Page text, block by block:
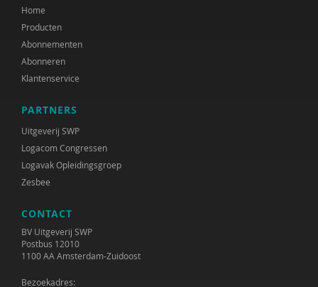
Home
Producten
Abonnementen
Abonneren
Klantenservice
PARTNERS
Uitgeverij SWP
Logacom Congressen
Logavak Opleidingsgroep
Zesbee
CONTACT
BV Uitgeverij SWP
Postbus 12010
1100 AA Amsterdam-Zuidoost
Bezoekadres: